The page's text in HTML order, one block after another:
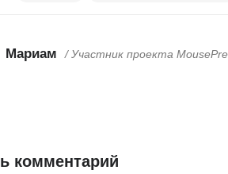
Мариам / Участник проекта
комментарий